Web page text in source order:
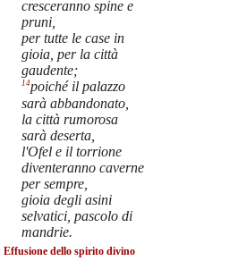
cresceranno spine e
pruni,
per tutte le case in
gioia, per la città
gaudente;
14poiché il palazzo
sarà abbandonato,
la città rumorosa
sarà deserta,
l'Ofel e il torrione
diventeranno caverne
per sempre,
gioia degli asini
selvatici, pascolo di
mandrie.
Effusione dello spirito divino